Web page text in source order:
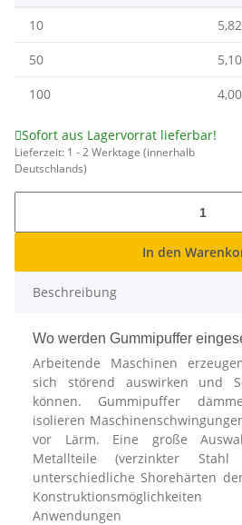
10
50
100
Sofort aus Lagervorrat lieferbar!
Lieferzeit: 1 - 2 Werktage (innerhalb
Deutschlands)
In den
Beschreibung
Wo werden Gummipuffer
Arbeitende Maschinen
sich störend auswirken und
können. Gummipuffer
isolieren
vor Lärm. Eine große
Metallteile (verzinkter
unterschiedliche Shorehärten
Anwendungen